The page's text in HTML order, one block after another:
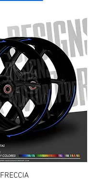
FRECCIA